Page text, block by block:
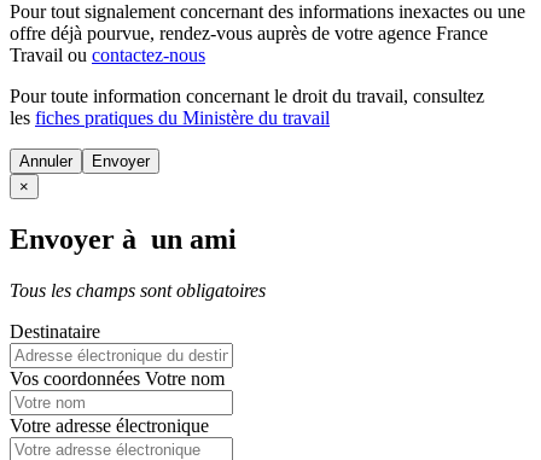
Pour tout signalement concernant des informations inexactes ou une
offre déjà pourvue, rendez-vous auprès de votre agence France
Travail ou contactez-nous
Pour toute information concernant le droit du travail, consultez
les fiches pratiques du Ministère du travail
Annuler
×
Envoyer à un ami
Tous les champs sont obligatoires
Destinataire
Vos coordonnées Votre nom
Votre adresse électronique